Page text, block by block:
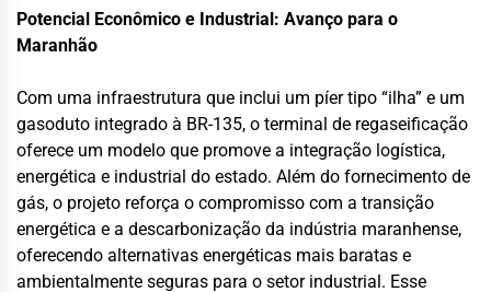
Potencial Econômico e Industrial: Avanço para o
Maranhão
Com uma infraestrutura que inclui um píer tipo “ilha” e um
gasoduto integrado à BR-135, o terminal de regaseificação
oferece um modelo que promove a integração logística,
energética e industrial do estado. Além do fornecimento de
gás, o projeto reforça o compromisso com a transição
energética e a descarbonização da indústria maranhense,
oferecendo alternativas energéticas mais baratas e
ambientalmente seguras para o setor industrial. Esse